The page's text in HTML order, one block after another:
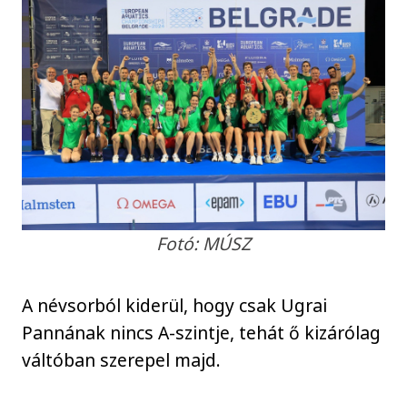
Fotó: MÚSZ
A névsorból kiderül, hogy csak Ugrai
Pannának nincs A-szintje, tehát ő kizárólag
váltóban szerepel majd.